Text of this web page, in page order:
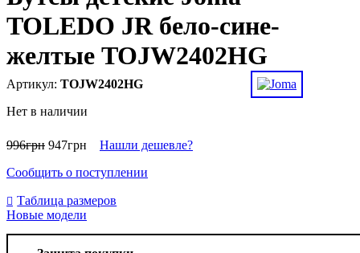
TOLEDO JR бело-сине-
желтые TOJW2402HG
TOJW2402HG
Нет в наличии
996грн 947грн
Нашли дешевле?
Сообщить о поступлении
Таблица размеров
Новые модели